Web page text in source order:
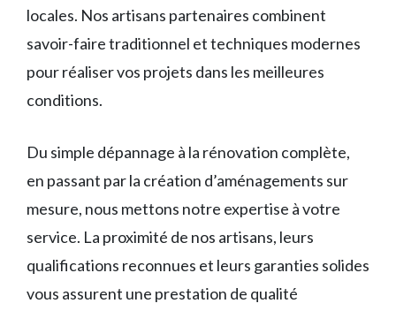
locales. Nos artisans partenaires combinent
savoir-faire traditionnel et techniques modernes
pour réaliser vos projets dans les meilleures
conditions.
Du simple dépannage à la rénovation complète,
en passant par la création d’aménagements sur
mesure, nous mettons notre expertise à votre
service. La proximité de nos artisans, leurs
qualifications reconnues et leurs garanties solides
vous assurent une prestation de qualité